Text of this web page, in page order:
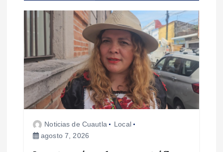
ó
n
d
e
Noticias de Cuautla
Local
agosto 7, 2026